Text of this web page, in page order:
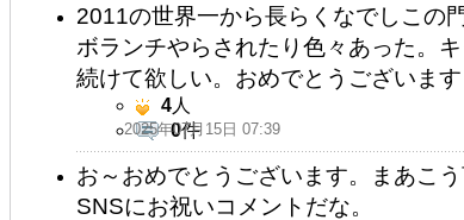
2011の世界一から長らくなでしこの
ボランチやらされたり色々あった。
続けて欲しい。おめでとうございます
2025年07月15日 07:39
4人
0件
お～おめでとうございます。まあこ
SNSにお祝いコメントだな。